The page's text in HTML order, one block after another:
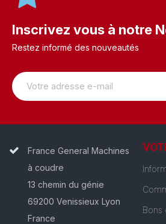
Inscrivez vous à notre
Restez informé des nouveautés
France General Machines
à coudre
13 chemin du génie
69200 Venissieux Lyon
France
Bons